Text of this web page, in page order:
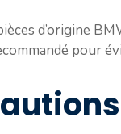
d’origine
pour